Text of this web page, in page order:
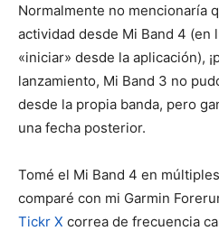
Normalmente no mencionaría
actividad desde Mi Band 4 (en
«iniciar» desde la aplicación),
lanzamiento, Mi Band 3 no
desde la propia banda, pero
una fecha posterior.
Tomé el Mi Band 4 en
comparé con mi Garmin
Tickr X correa de frecuencia